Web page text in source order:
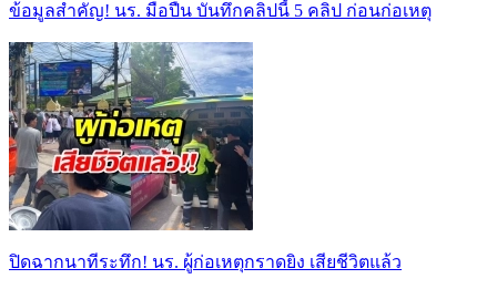
ข้อมูลสำคัญ! นร. มือปืน บันทึกคลิปนี้ 5 คลิป ก่อนก่อเหตุ
ปิดฉากนาทีระทึก! นร. ผู้ก่อเหตุกราดยิง เสียชีวิตแล้ว